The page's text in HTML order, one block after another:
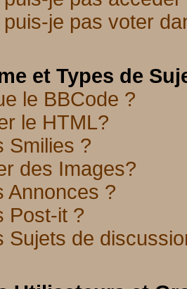
je pas voter
et Types de
le BBCode ?
le HTML?
Smilies ?
des Images?
Annonces ?
Post-it ?
Sujets de